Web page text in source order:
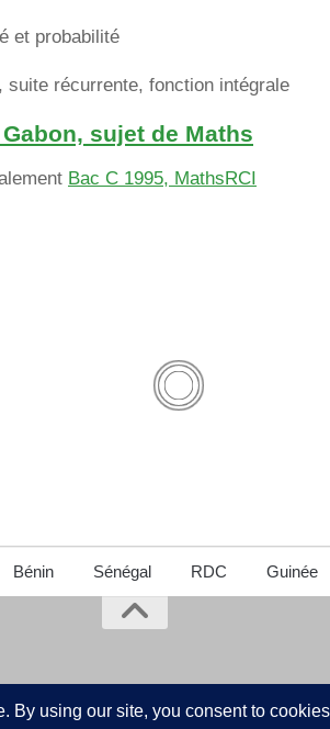
et probabilité
suite récurrente, fonction intégrale
sujet de Maths
Bac C 1995, MathsRCI
Bénin Sénégal RDC Guinée